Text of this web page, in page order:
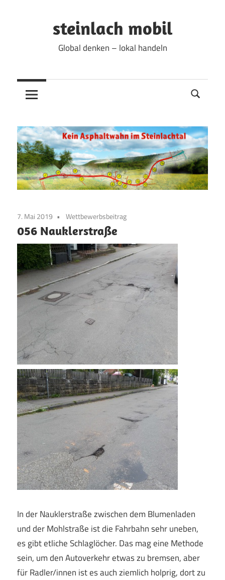
steinlach mobil
Global denken – lokal handeln
7. Mai 2019 Wettbewerbsbeitrag
056 Nauklerstraße
In der Nauklerstraße zwischen dem Blumenladen
und der Mohlstraße ist die Fahrbahn sehr uneben,
es gibt etliche Schlaglöcher. Das mag eine Methode
sein, um den Autoverkehr etwas zu bremsen, aber
für Radler/innen ist es auch ziemlich holprig, dort zu